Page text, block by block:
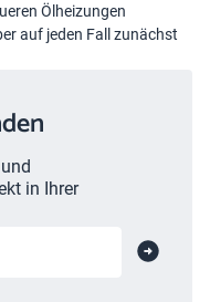
Ölheizungen
auf jeden Fall zunächst
in Ihrer